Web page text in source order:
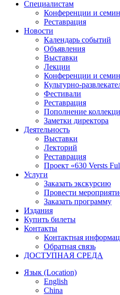
Специалистам
Конференции и
Реставрация
Новости
Календарь событий
Объявления
Выставки
Лекции
Конференции и
Культурно-
Фестивали
Реставрация
Пополнение
Заметки директора
Деятельность
Выставки
Лекторий
Реставрация
Проект «630 Versts
Услуги
Заказать экскурсию
Провести
Заказать программу
Издания
Купить билеты
Контакты
Контактная
Обратная связь
ДОСТУПНАЯ СРЕДА
Язык (Location)
English
China